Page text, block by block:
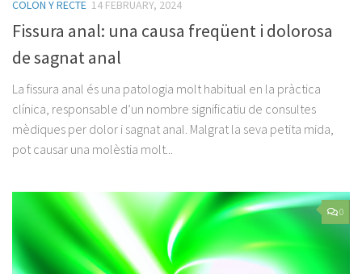
COLON Y RECTE 14 FEBRUARY, 2024
Fissura anal: una causa freqüent i dolorosa
de sagnat anal
La fissura anal és una patologia molt habitual en la pràctica
clínica, responsable d’un nombre significatiu de consultes
mèdiques per dolor i sagnat anal. Malgrat la seva petita mida,
pot causar una molèstia molt...
0